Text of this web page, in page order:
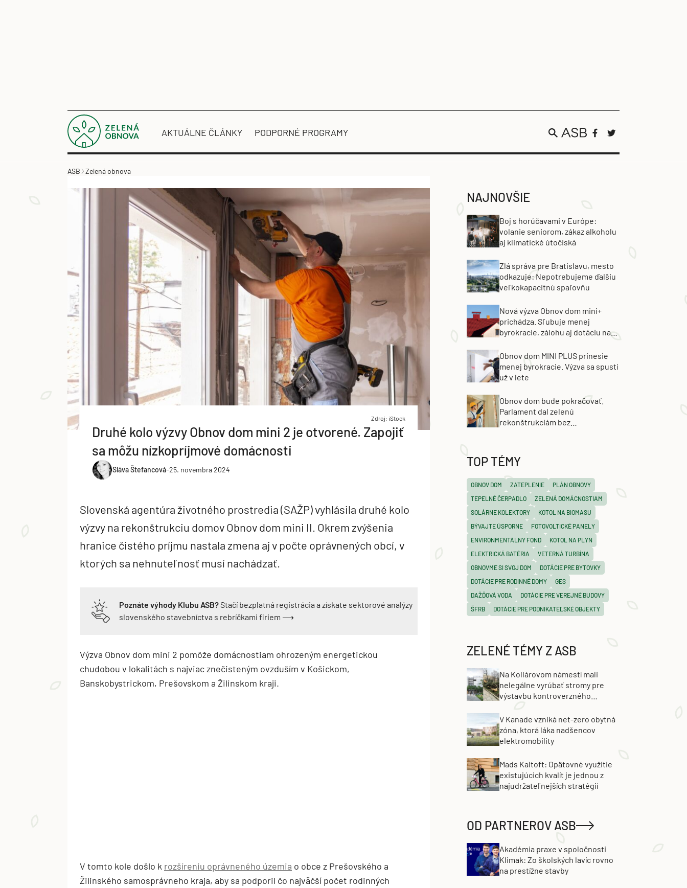
AKTUÁLNE ČLÁNKY PODPORNÉ PROGRAMY
ASB Zelená obnova
Zdroj: iStock
Druhé kolo výzvy Obnov dom mini 2 je otvorené. Zapojiť
sa môžu nízkopríjmové domácnosti
Sláva Štefancová-25. novembra 2024
Slovenská agentúra životného prostredia (SAŽP) vyhlásila druhé kolo
výzvy na rekonštrukciu domov Obnov dom mini II. Okrem zvýšenia
hranice čistého príjmu nastala zmena aj v počte oprávnených obcí, v
ktorých sa nehnuteľnosť musí nachádzať.
Poznáte výhody Klubu ASB?Stačí bezplatná registrácia a získate sektorové analýzy
slovenského stavebníctva s rebríčkami firiem ⟶
Výzva Obnov dom mini 2 pomôže domácnostiam ohrozeným energetickou
chudobou v lokalitách s najviac znečisteným ovzduším v Košickom,
Banskobystrickom, Prešovskom a Žilinskom kraji.
V tomto kole došlo k rozšíreniu oprávneného územia o obce z Prešovského a
Žilinského samosprávneho kraja, aby sa podporil čo najväčší počet rodinných
NAJNOVŠIE
Boj s horúčavami v Európe:
volanie seniorom, zákaz alkoholu
aj klimatické útočiská
Zlá správa pre Bratislavu, mesto
odkazuje: Nepotrebujeme ďalšiu
veľkokapacitnú spaľovňu
Nová výzva Obnov dom mini+
prichádza. Sľubuje menej
byrokracie, zálohu aj dotáciu na
Obnov dom MINI PLUS prinesie
menej byrokracie. Výzva sa spustí
už v lete
Obnov dom bude pokračovať.
Parlament dal zelenú
rekonštrukciám bez
TOP TÉMY
OBNOV DOM ZATEPLENIE
PLÁN OBNOVY
TEPELNÉ ČERPADLO
ZELENÁ DOMÁCNOSTIAM
SOLÁRNE KOLEKTORY
KOTOL NA BIOMASU
BÝVAJTE ÚSPORNE
FOTOVOLTICKÉ PANELY
ENVIRONMENTÁLNY FOND
KOTOL NA PLYN
ELEKTRICKÁ BATÉRIA
VETERNÁ TURBÍNA
OBNOVME SI SVOJ DOM
DOTÁCIE PRE BYTOVKY
DOTÁCIE PRE RODINNÉ DOMY
GES
DAŽĎOVÁ VODA
DOTÁCIE PRE VEREJNÉ BUDOVY
ŠFRB
DOTÁCIE PRE PODNIKATEĽSKÉ OBJEKTY
ZELENÉ TÉMY Z ASB
Na Kollárovom námestí mali
nelegálne vyrúbať stromy pre
výstavbu kontroverzného
popiera
V Kanade vzniká net-zero obytná
zóna, ktorá láka nadšencov
elektromobility
Mads Kaltoft: Opätovné využitie
existujúcich kvalít je jednou z
najudržateľnejších stratégií
OD PARTNEROV ASB
Akadémia praxe v spoločnosti
Klimak: Zo školských lavíc rovno
na prestížne stavby